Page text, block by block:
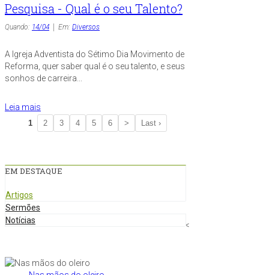
Pesquisa - Qual é o seu Talento?
Quando: 14/04 Em: Diversos
A Igreja Adventista do Sétimo Dia Movimento de
Reforma, quer saber qual é o seu talento, e seus
sonhos de carreira...
Leia mais
1 2 3 4 5 6 > Last ›
EM DESTAQUE
Artigos
Sermões
Notícias
<